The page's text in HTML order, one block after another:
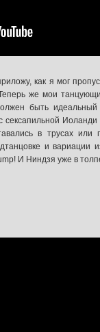
как я мог
же мои
быть
сексапильной
в трусах или
и вариации
И Ниндзя уже в